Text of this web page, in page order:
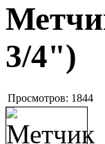
3/4")
Просмотров: 1844